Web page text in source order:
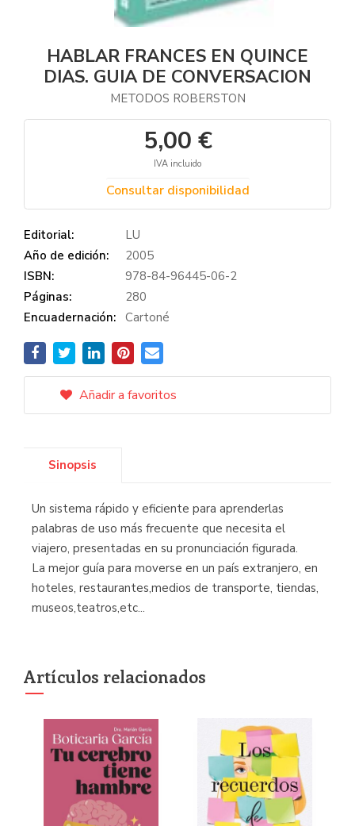
HABLAR FRANCES EN QUINCE
DIAS. GUIA DE CONVERSACION
METODOS ROBERSTON
5,00 €
IVA incluido
Consultar disponibilidad
Editorial:
LU
Año de edición:
2005
ISBN:
978-84-96445-06-2
Páginas:
280
Encuadernación: Cartoné
Añadir a favoritos
Sinopsis
Un sistema rápido y eficiente para aprenderlas
palabras de uso más frecuente que necesita el
viajero, presentadas en su pronunciación figurada.
La mejor guía para moverse en un país extranjero, en
hoteles, restaurantes,medios de transporte, tiendas,
museos,teatros,etc...
Artículos relacionados